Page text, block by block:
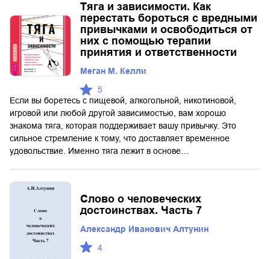
Тяга и зависимости. Как
перестать бороться с вредными
привычками и освободиться от
них с помощью терапии
принятия и ответственности
Меган М. Келли
5
Если вы боретесь с пищевой, алкогольной, никотиновой,
игровой или любой другой зависимостью, вам хорошо
знакома тяга, которая поддерживает вашу привычку. Это
сильное стремление к тому, что доставляет временное
удовольствие. Именно тяга лежит в основе…
Слово о человеческих
достоинствах. Часть 7
Александр Иванович Алтунин
4